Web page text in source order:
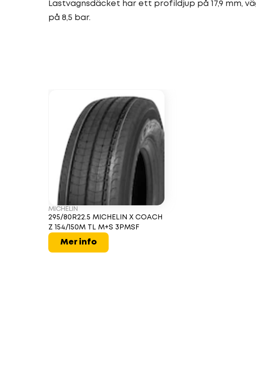
Lastvagnsdäcket har ett profildjup på 17,9 mm,
på 8,5 bar.
MICHELIN
295/80R22.5 MICHELIN X COACH
Z 154/150M TL M+S 3PMSF
Mer info